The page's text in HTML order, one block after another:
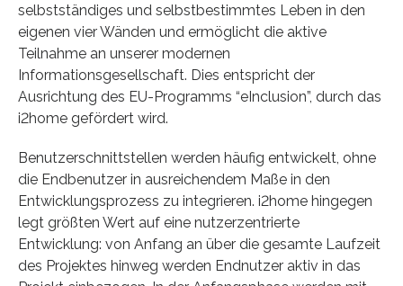
selbstständiges und selbstbestimmtes Leben in den
eigenen vier Wänden und ermöglicht die aktive
Teilnahme an unserer modernen
Informationsgesellschaft. Dies entspricht der
Ausrichtung des EU-Programms “eInclusion”, durch das
i2home gefördert wird.
Benutzerschnittstellen werden häufig entwickelt, ohne
die Endbenutzer in ausreichendem Maße in den
Entwicklungsprozess zu integrieren. i2home hingegen
legt größten Wert auf eine nutzerzentrierte
Entwicklung: von Anfang an über die gesamte Laufzeit
des Projektes hinweg werden Endnutzer aktiv in das